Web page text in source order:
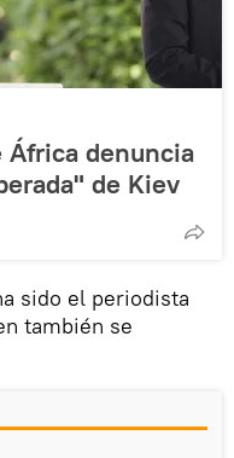
África denuncia
de Kiev
sido el periodista
también se